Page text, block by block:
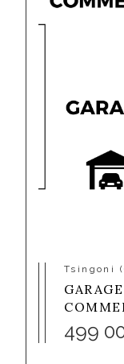
Tsingoni
499